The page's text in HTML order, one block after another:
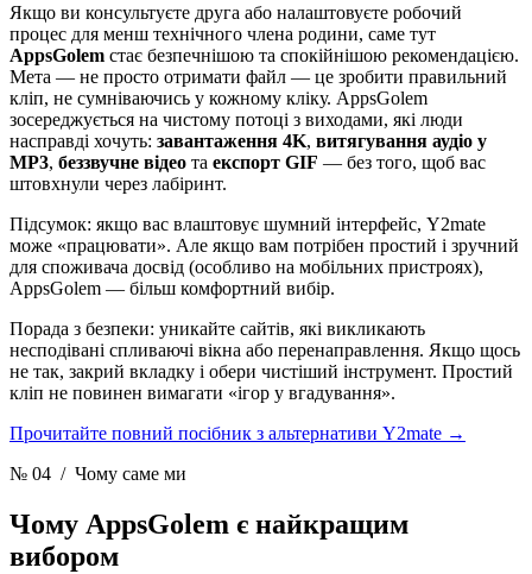
Якщо ви консультуєте друга або налаштовуєте робочий
процес для менш технічного члена родини, саме тут
AppsGolem стає безпечнішою та спокійнішою рекомендацією.
Мета — не просто отримати файл — це зробити правильний
кліп, не сумніваючись у кожному кліку. AppsGolem
зосереджується на чистому потоці з виходами, які люди
насправді хочуть: завантаження 4K, витягування аудіо у
MP3, беззвучне відео та експорт GIF — без того, щоб вас
штовхнули через лабіринт.
Підсумок: якщо вас влаштовує шумний інтерфейс, Y2mate
може «працювати». Але якщо вам потрібен простий і зручний
для споживача досвід (особливо на мобільних пристроях),
AppsGolem — більш комфортний вибір.
Порада з безпеки: уникайте сайтів, які викликають
несподівані спливаючі вікна або перенаправлення. Якщо щось
не так, закрий вкладку і обери чистіший інструмент. Простий
кліп не повинен вимагати «ігор у вгадування».
Прочитайте повний посібник з альтернативи Y2mate →
№ 04 / Чому саме ми
Чому AppsGolem є найкращим
вибором